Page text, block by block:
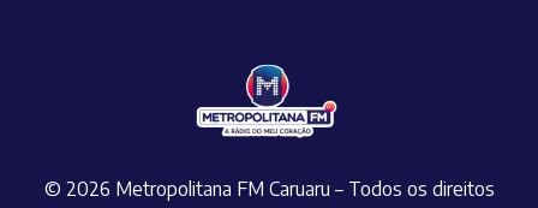
© 2026 Metropolitana FM Caruaru – Todos os direitos